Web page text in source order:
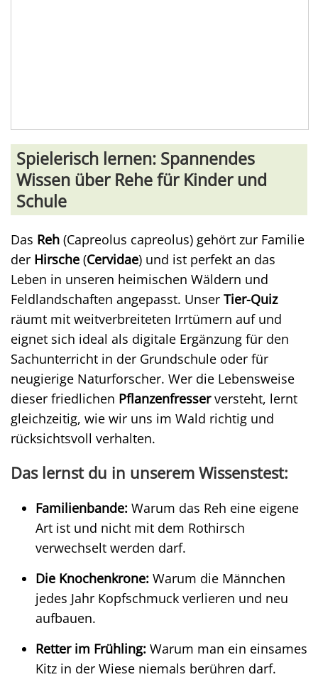
Spielerisch lernen: Spannendes
Wissen über Rehe für Kinder und
Schule
Das Reh (Capreolus capreolus) gehört zur Familie
der Hirsche (Cervidae) und ist perfekt an das
Leben in unseren heimischen Wäldern und
Feldlandschaften angepasst. Unser Tier-Quiz
räumt mit weitverbreiteten Irrtümern auf und
eignet sich ideal als digitale Ergänzung für den
Sachunterricht in der Grundschule oder für
neugierige Naturforscher. Wer die Lebensweise
dieser friedlichen Pflanzenfresserversteht, lernt
gleichzeitig, wie wir uns im Wald richtig und
rücksichtsvoll verhalten.
Das lernst du in unserem Wissenstest:
Familienbande: Warum das Reh eine eigene
Art ist und nicht mit dem Rothirsch
verwechselt werden darf.
Die Knochenkrone: Warum die Männchen
jedes Jahr Kopfschmuck verlieren und neu
aufbauen.
Retter im Frühling: Warum man ein einsames
Kitz in der Wiese niemals berühren darf.